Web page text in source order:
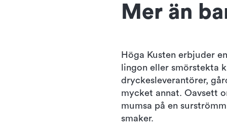
Mer än
Höga Kusten erbjuder
lingon eller smörstekta
dryckesleverantörer,
mycket annat. Oavsett
mumsa på en
smaker.